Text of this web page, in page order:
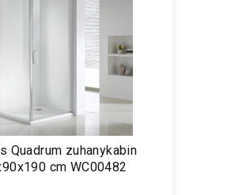
Quadrum zuhanykabin
cm WC00482